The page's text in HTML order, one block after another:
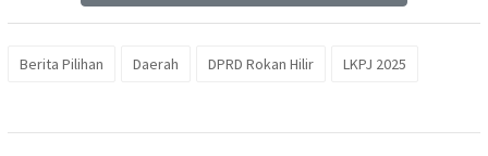
Berita Pilihan Daerah DPRD Rokan Hilir LKPJ 2025